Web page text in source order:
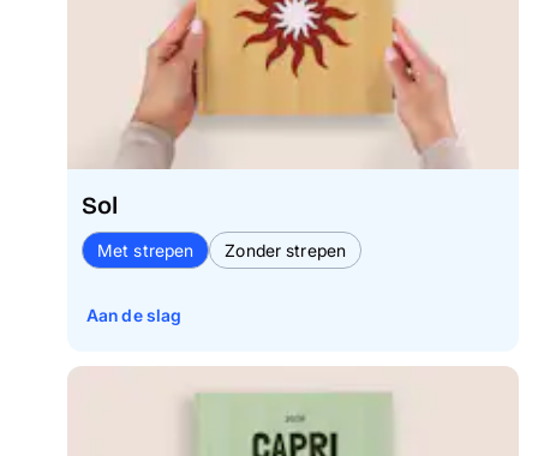
Sol
Met strepen Zonder strepen
Aan de slag